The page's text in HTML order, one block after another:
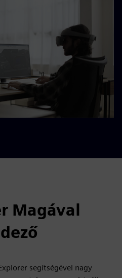
Magával
segítségével nagy